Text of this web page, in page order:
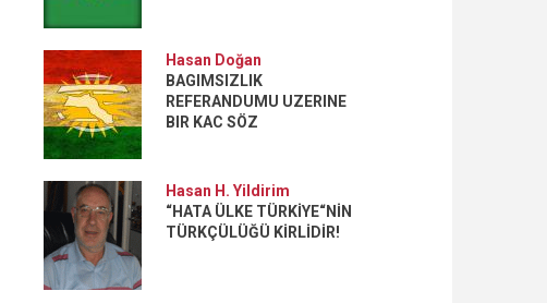
Hasan Doğan
BAGIMSIZLIK
REFERANDUMU UZERINE
BIR KAC SÖZ
Hasan H. Yildirim
“HATA ÜLKE TÜRKİYE“NİN
TÜRKÇÜLÜĞÜ KİRLİDİR!